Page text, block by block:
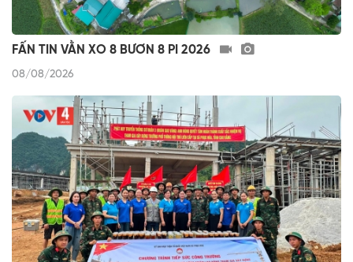
FẤN TIN VẰN XO 8 BƯƠN 8 PI 2026
08/08/2026